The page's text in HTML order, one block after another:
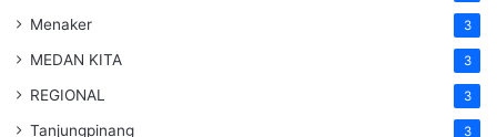
Menaker 3
MEDAN KITA 3
REGIONAL 3
Tanjungpinang 3